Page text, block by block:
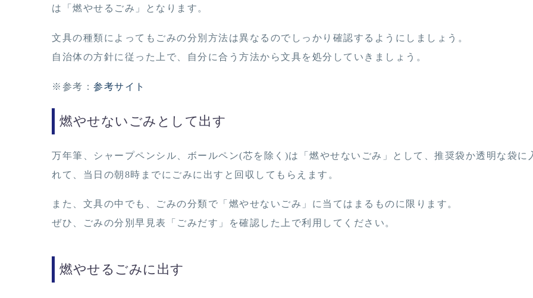
は「燃やせるごみ」となります。
文具の種類によってもごみの分別方法は異なるのでしっかり確認するようにしましょう。
自治体の方針に従った上で、自分に合う方法から文具を処分していきましょう。
※参考： 参考サイト
燃やせないごみとして出す
万年筆、シャープペンシル、ボールペン(芯を除く)は「燃やせないごみ」として、推奨袋か透明な袋に
れて、当日の朝8時までにごみに出すと回収してもらえます。
また、文具の中でも、ごみの分類で「燃やせないごみ」に当てはまるものに限ります。
ぜひ、ごみの分別早見表「ごみだす」を確認した上で利用してください。
燃やせるごみに出す